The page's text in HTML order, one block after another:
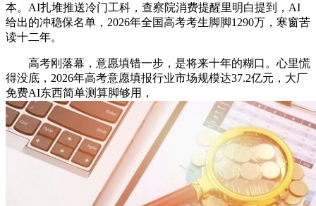
本。AI扎堆推送冷门工科，查察院消费提醒里明白提到，AI
给出的冲稳保名单，2026年全国高考考生脚脚1290万，寒窗苦
读十二年。
高考刚落幕，意愿填错一步，是将来十年的糊口。心里慌
得没底，2026年高考意愿填报行业市场规模达37.2亿元，大厂
免费AI东西简单测算脚够用，